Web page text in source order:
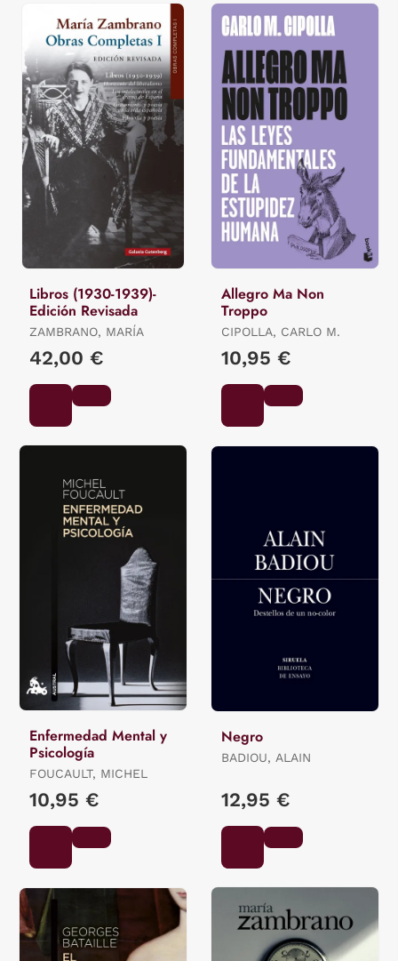
Libros (1930-1939)-
Edición Revisada
ZAMBRANO, MARÍA
42,00 €
Allegro Ma Non
Troppo
CIPOLLA, CARLO M.
10,95 €
Enfermedad Mental y
Psicología
FOUCAULT, MICHEL
10,95 €
Negro
BADIOU, ALAIN
12,95 €